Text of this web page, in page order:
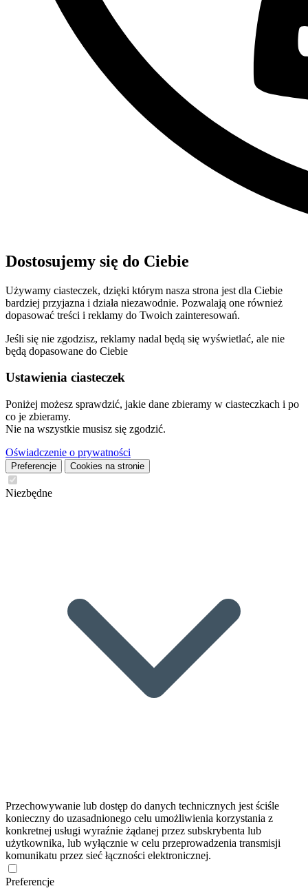
Dostosujemy się do Ciebie
Używamy ciasteczek, dzięki którym nasza strona jest dla Ciebie
bardziej przyjazna i działa niezawodnie. Pozwalają one również
dopasować treści i reklamy do Twoich zainteresowań.
Jeśli się nie zgodzisz, reklamy nadal będą się wyświetlać, ale nie
będą dopasowane do Ciebie
Ustawienia ciasteczek
Poniżej możesz sprawdzić, jakie dane zbieramy w ciasteczkach i po
co je zbieramy.
Nie na wszystkie musisz się zgodzić.
Oświadczenie o prywatności
Preferencje Cookies na stronie
Niezbędne
Przechowywanie lub dostęp do danych technicznych jest ściśle
konieczny do uzasadnionego celu umożliwienia korzystania z
konkretnej usługi wyraźnie żądanej przez subskrybenta lub
użytkownika, lub wyłącznie w celu przeprowadzenia transmisji
komunikatu przez sieć łączności elektronicznej.
Preferencje